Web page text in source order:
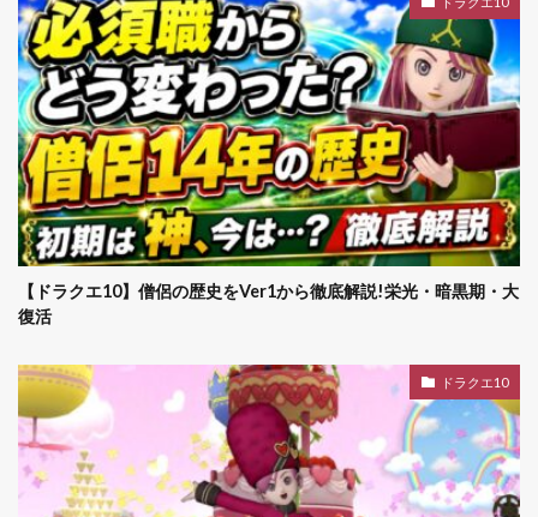
【ドラクエ10】僧侶の歴史をVer1から徹底解説!栄光・暗黒期・大
復活
ドラクエ10